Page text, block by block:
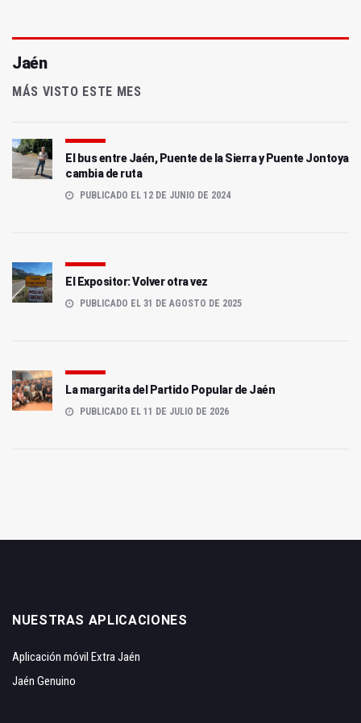
Jaén
MÁS VISTO ESTE MES
El bus entre Jaén, Puente de la Sierra y Puente Jontoya
cambia de ruta
PUBLICADO EL 12 DE JUNIO DE 2024
El Expositor: Volver otra vez
PUBLICADO EL 31 DE AGOSTO DE 2025
La margarita del Partido Popular de Jaén
PUBLICADO EL 11 DE JULIO DE 2026
NUESTRAS APLICACIONES
Aplicación móvil Extra Jaén
Jaén Genuino